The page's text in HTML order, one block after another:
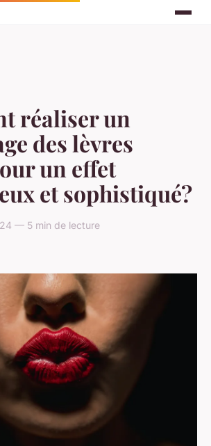
réaliser un
des lèvres
un effet
et sophistiqué?
— 5 min de lecture